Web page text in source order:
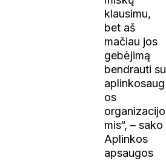
klausimu,
bet aš
mačiau jos
gebėjimą
bendrauti su
aplinkosaug
os
organizacijo
mis“, – sako
Aplinkos
apsaugos